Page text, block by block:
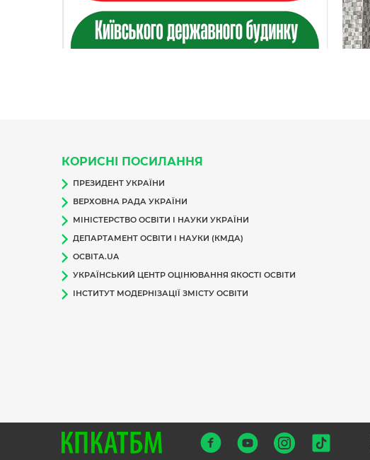
КОРИСНІ ПОСИЛАННЯ
ПРЕЗИДЕНТ УКРАЇНИ
ВЕРХОВНА РАДА УКРАЇНИ
МІНІСТЕРСТВО ОСВІТИ І НАУКИ УКРАЇНИ
ДЕПАРТАМЕНТ ОСВІТИ І НАУКИ (КМДА)
ОСВІТА.UA
УКРАЇНСЬКИЙ ЦЕНТР ОЦІНЮВАННЯ ЯКОСТІ ОСВІТИ
ІНСТИТУТ МОДЕРНІЗАЦІЇ ЗМІСТУ ОСВІТИ